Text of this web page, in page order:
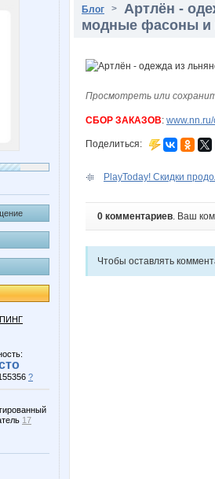
?
17
Блог > Артлён -
модные фасоны и
Просмотреть или
СБОР ЗАКАЗОВ:
Поделиться:
PlayToday! Скидки
0 комментариев. Ваш
Чтобы оставлять